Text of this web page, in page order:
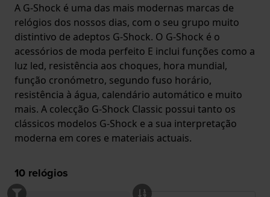
A G-Shock é uma das mais modernas marcas de
relógios dos nossos dias, com o seu grupo muito
distintivo de adeptos G-Shock. O G-Shock é o
acessórios de moda perfeito E inclui funções como a
luz led, resistência aos choques, hora mundial,
função cronómetro, segundo fuso horário,
resistência à água, calendário automático e muito
mais. A colecção G-Shock Classic possui tanto os
clássicos modelos G-Shock e a sua interpretação
moderna em cores e materiais actuais.
10 relógios